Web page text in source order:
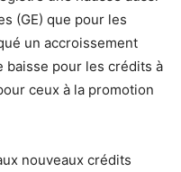
(GE) que pour les
un accroissement
pour les crédits à
ceux à la promotion
nouveaux crédits